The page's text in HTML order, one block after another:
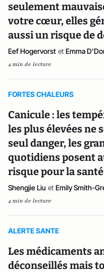
seulement
votre cœur, elles
aussi un risque de
Eef Hogervorst et Emma
4 min de lecture
FORTES CHALEURS
Canicule : les
les plus élevées ne
seul danger, les
quotidiens posent
risque pour la santé
Shengjie Liu et Emily Smith-
4 min de lecture
ALERTE SANTE
Les médicaments
déconseillés mais